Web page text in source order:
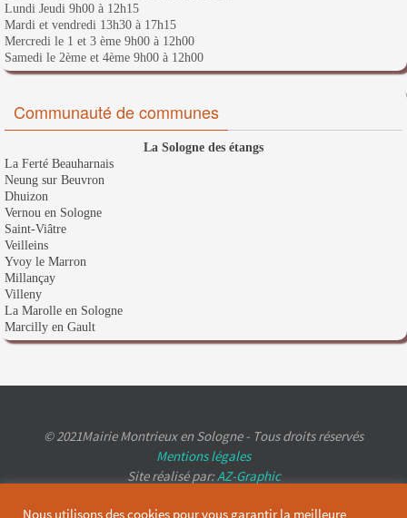
Lundi Jeudi 9h00 à 12h15
Mardi et vendredi 13h30 à 17h15
Mercredi le 1 et 3 ème 9h00 à 12h00
Samedi le 2ème et 4ème 9h00 à 12h00
Communauté de communes
La Sologne des étangs
La Ferté Beauharnais
Neung sur Beuvron
Dhuizon
Vernou en Sologne
Saint-Viâtre
Veilleins
Yvoy le Marron
Millançay
Villeny
La Marolle en Sologne
Marcilly en Gault
© 2021Mairie Montrieux en Sologne - Tous droits réservés
Mentions légales
Site réalisé par:AZ-Graphic
Nous utilisons des cookies pour vous garantir la meilleure